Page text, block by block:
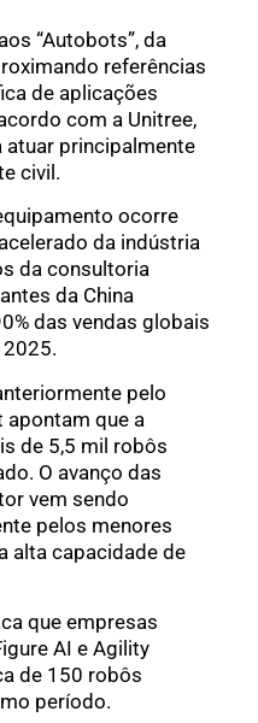
“Autobots”, da
referências
de aplicações
com a Unitree,
principalmente
civil.
ocorre
da indústria
da consultoria
da China
das vendas globais
pelo
apontam que a
de 5,5 mil robôs
O avanço das
vem sendo
pelos menores
alta capacidade de
que empresas
AI e Agility
de 150 robôs
período.